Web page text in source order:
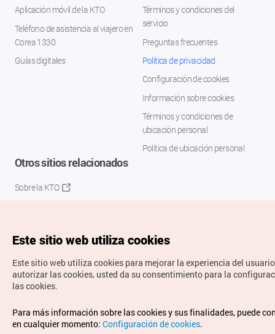
Aplicación móvil de la KTO
Teléfono de asistencia al viajero en
Corea 1330
Guías digitales
Términos y condiciones del
servicio
Preguntas frecuentes
Política de privacidad
Configuración de cookies
Información sobre cookies
Términos y condiciones de
ubicación personal
Política de ubicación personal
Otros sitios relacionados
Sobre la KTO
Copyrights © Organización de Turismo de Corea. Todos los
derechos reservados.
Este sitio web utiliza cookies
Este sitio web utiliza cookies para mejorar la experiencia del
autorizar las cookies, usted da su consentimiento para la
las cookies.
Para más información sobre las cookies y sus finalidades, puede
en cualquier momento: Configuración de cookies.